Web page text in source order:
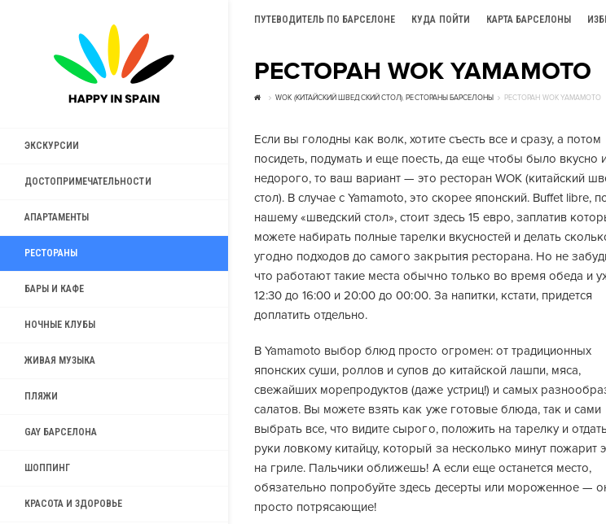
ПУТЕВОДИТЕЛЬ ПО БАРСЕЛОНЕ КУДА ПОЙТИ КАРТА БАРСЕЛОНЫ
ЭКСКУРСИИ
ДОСТОПРИМЕЧАТЕЛЬНОСТИ
АПАРТАМЕНТЫ
РЕСТОРАНЫ
БАРЫ И КАФЕ
НОЧНЫЕ КЛУБЫ
ЖИВАЯ МУЗЫКА
ПЛЯЖИ
GAY БАРСЕЛОНА
ШОППИНГ
КРАСОТА И ЗДОРОВЬЕ
РЕСТОРАН WOK YAMAMOTO
WOK (КИТАЙСКИЙ ШВЕДСКИЙ СТОЛ), РЕСТОРАНЫ БАРСЕЛОНЫ РЕСТОРАН WOK YAMAMOTO
Если вы голодны как волк, хотите съесть все и сразу, а потом
посидеть, подумать и еще поесть, да еще чтобы было вкусно
недорого, то ваш вариант — это ресторан WOK (китайский
стол). В случае с Yamamoto, это скорее японский. Buffet libre,
нашему «шведский стол», стоит здесь 15 евро, заплатив
можете набирать полные тарелки вкусностей и делать
угодно подходов до самого закрытия ресторана. Но не
что работают такие места обычно только во время обеда и
12:30 до 16:00 и 20:00 до 00:00. За напитки, кстати, придется
доплатить отдельно.
В Yamamoto выбор блюд просто огромен: от традиционных
японских суши, роллов и супов до китайской лашпи, мяса,
свежайших морепродуктов (даже устриц!) и самых
салатов. Вы можете взять как уже готовые блюда, так и сами
выбрать все, что видите сырого, положить на тарелку и
руки ловкому китайцу, который за несколько минут пожарит
на гриле. Пальчики оближешь! А если еще останется место,
обязательно попробуйте здесь десерты или мороженное —
просто потрясающие!